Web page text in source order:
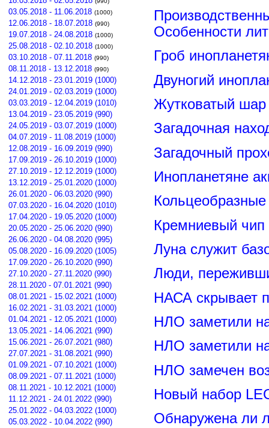
03.05.2018 - 11.06.2018 (1000)
12.06.2018 - 18.07.2018 (990)
19.07.2018 - 24.08.2018 (1000)
25.08.2018 - 02.10.2018 (1000)
03.10.2018 - 07.11.2018 (990)
08.11.2018 - 13.12.2018 (990)
14.12.2018 - 23.01.2019 (1000)
24.01.2019 - 02.03.2019 (1000)
03.03.2019 - 12.04.2019 (1010)
13.04.2019 - 23.05.2019 (990)
24.05.2019 - 03.07.2019 (1000)
04.07.2019 - 11.08.2019 (1000)
12.08.2019 - 16.09.2019 (990)
17.09.2019 - 26.10.2019 (1000)
27.10.2019 - 12.12.2019 (1000)
13.12.2019 - 25.01.2020 (1000)
26.01.2020 - 06.03.2020 (990)
07.03.2020 - 16.04.2020 (1010)
17.04.2020 - 19.05.2020 (1000)
20.05.2020 - 25.06.2020 (990)
26.06.2020 - 04.08.2020 (995)
05.08.2020 - 16.09.2020 (1005)
17.09.2020 - 26.10.2020 (990)
27.10.2020 - 27.11.2020 (990)
28.11.2020 - 07.01.2021 (990)
08.01.2021 - 15.02.2021 (1000)
16.02.2021 - 31.03.2021 (1000)
01.04.2021 - 12.05.2021 (1000)
13.05.2021 - 14.06.2021 (990)
15.06.2021 - 26.07.2021 (980)
27.07.2021 - 31.08.2021 (990)
01.09.2021 - 07.10.2021 (1000)
08.09.2021 - 07.11.2021 (1000)
08.11.2021 - 10.12.2021 (1000)
11.12.2021 - 24.01.2022 (990)
25.01.2022 - 04.03.2022 (1000)
05.03.2022 - 10.04.2022 (990)
Особенности
Гроб
Двуногий
Жутковатый шар
Загадочная
Загадочный
Инопланетяне
Кремниевый
Луна служит
Люди,
НАСА скрывает
НЛО заметили
НЛО заметили
НЛО замечен
Новый набор
Обнаружена ли